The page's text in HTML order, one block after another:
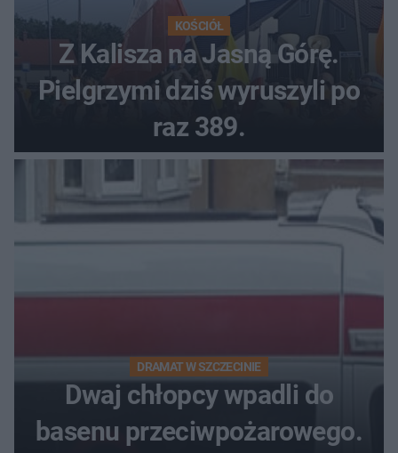
KOŚCIÓŁ
Z Kalisza na Jasną Górę.
Pielgrzymi dziś wyruszyli po
raz 389.
DRAMAT W SZCZECINIE
Dwaj chłopcy wpadli do
basenu przeciwpożarowego.